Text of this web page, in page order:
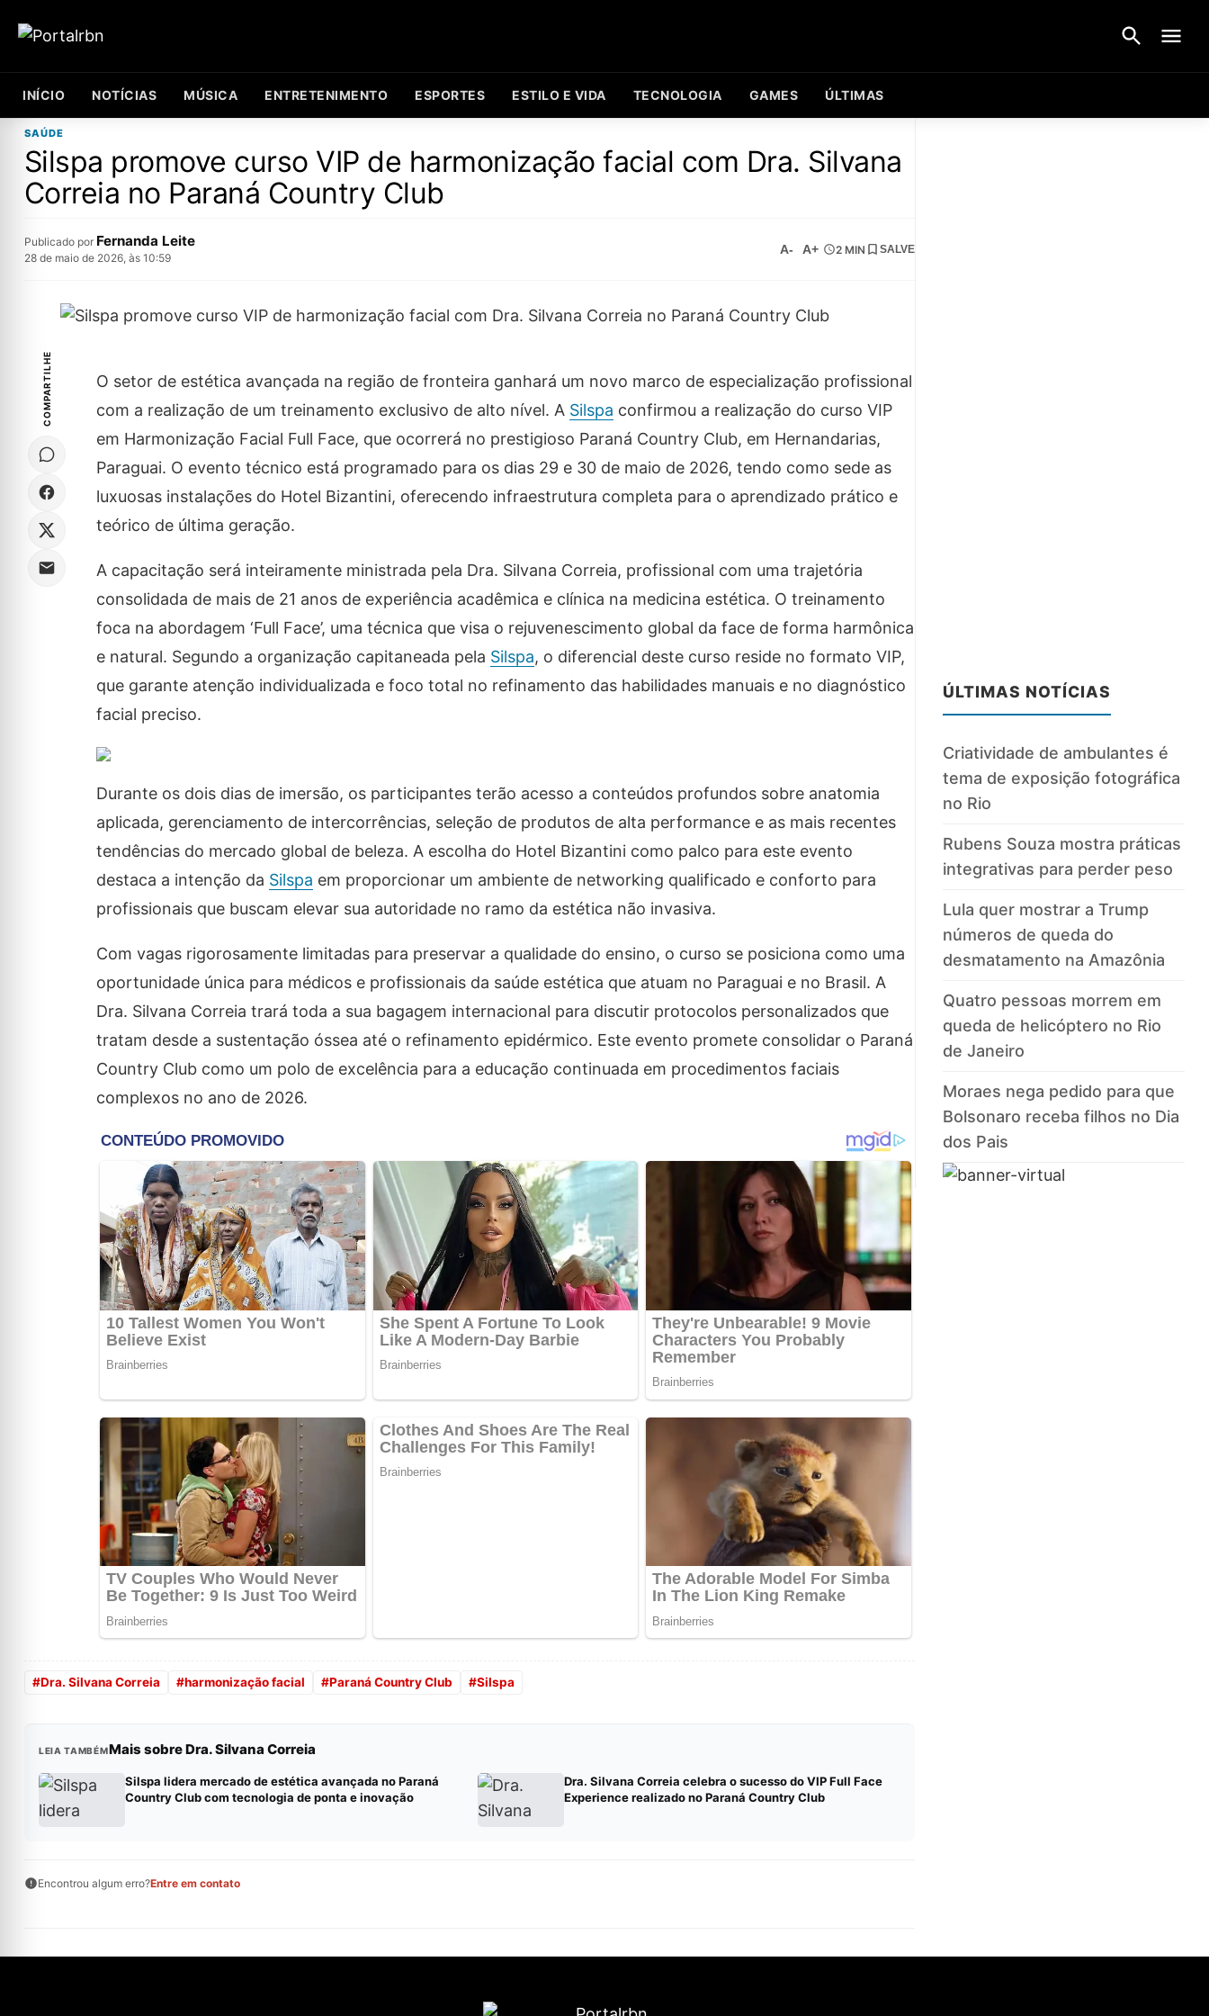
INÍCIO NOTÍCIAS MÚSICA ENTRETENIMENTO ESPORTES ESTILO E VIDA TECNOLOGIA GAMES ÚLTIMAS
SAÚDE
Silspa promove curso VIP de harmonização facial com Dra. Silvana
Correia no Paraná Country Club
Publicado por Fernanda Leite
28 de maio de 2026, às 10:59
A- A+ 2 MIN SALVE
COMPARTILHE
O setor de estética avançada na região de fronteira ganhará um novo marco de especialização profissional
com a realização de um treinamento exclusivo de alto nível. A Silspa confirmou a realização do curso VIP
em Harmonização Facial Full Face, que ocorrerá no prestigioso Paraná Country Club, em Hernandarias,
Paraguai. O evento técnico está programado para os dias 29 e 30 de maio de 2026, tendo como sede as
luxuosas instalações do Hotel Bizantini, oferecendo infraestrutura completa para o aprendizado prático e
teórico de última geração.
A capacitação será inteiramente ministrada pela Dra. Silvana Correia, profissional com uma trajetória
consolidada de mais de 21 anos de experiência acadêmica e clínica na medicina estética. O treinamento
foca na abordagem ‘Full Face’, uma técnica que visa o rejuvenescimento global da face de forma harmônica
e natural. Segundo a organização capitaneada pela Silspa, o diferencial deste curso reside no formato VIP,
que garante atenção individualizada e foco total no refinamento das habilidades manuais e no diagnóstico
facial preciso.
Durante os dois dias de imersão, os participantes terão acesso a conteúdos profundos sobre anatomia
aplicada, gerenciamento de intercorrências, seleção de produtos de alta performance e as mais recentes
tendências do mercado global de beleza. A escolha do Hotel Bizantini como palco para este evento
destaca a intenção da Silspa em proporcionar um ambiente de networking qualificado e conforto para
profissionais que buscam elevar sua autoridade no ramo da estética não invasiva.
Com vagas rigorosamente limitadas para preservar a qualidade do ensino, o curso se posiciona como uma
oportunidade única para médicos e profissionais da saúde estética que atuam no Paraguai e no Brasil. A
Dra. Silvana Correia trará toda a sua bagagem internacional para discutir protocolos personalizados que
tratam desde a sustentação óssea até o refinamento epidérmico. Este evento promete consolidar o Paraná
Country Club como um polo de excelência para a educação continuada em procedimentos faciais
complexos no ano de 2026.
#Dra. Silvana Correia #harmonização facial #Paraná Country Club #Silspa
LEIA TAMBÉMMais sobre Dra. Silvana Correia
Silspa lidera mercado de estética avançada no Paraná
Country Club com tecnologia de ponta e inovação
Dra. Silvana Correia celebra o sucesso do VIP Full Face
Experience realizado no Paraná Country Club
Encontrou algum erro?Entre em contato
ÚLTIMAS NOTÍCIAS
Criatividade de ambulantes é
tema de exposição fotográfica
no Rio
Rubens Souza mostra práticas
integrativas para perder peso
Lula quer mostrar a Trump
números de queda do
desmatamento na Amazônia
Quatro pessoas morrem em
queda de helicóptero no Rio
de Janeiro
Moraes nega pedido para que
Bolsonaro receba filhos no Dia
dos Pais